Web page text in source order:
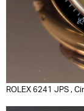
ROLEX 6241 JPS ,